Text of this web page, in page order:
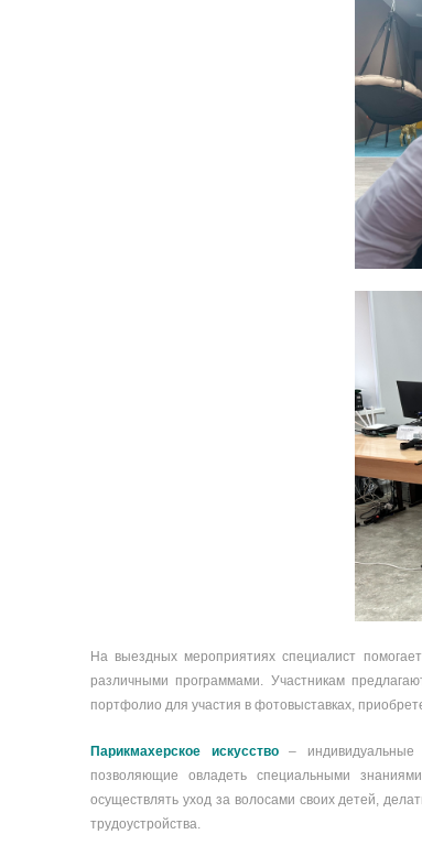
На выездных мероприятиях специалист
различными программами. Участникам
портфолио для участия в фотовыставках,
Парикмахерское искусство– индивидуальные
позволяющие овладеть специальными
осуществлять уход за волосами своих детей,
трудоустройства.